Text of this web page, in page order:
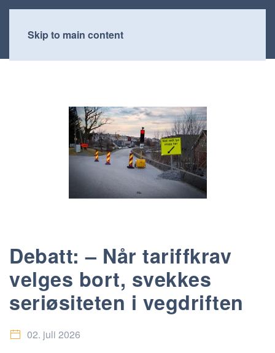
Skip to main content
Debatt: – Når tariffkrav
velges bort, svekkes
seriøsiteten i vegdriften
02. juli 2026